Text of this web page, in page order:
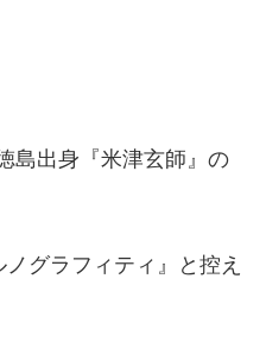
島出身『米津玄師』の
グラフィティ』と控え